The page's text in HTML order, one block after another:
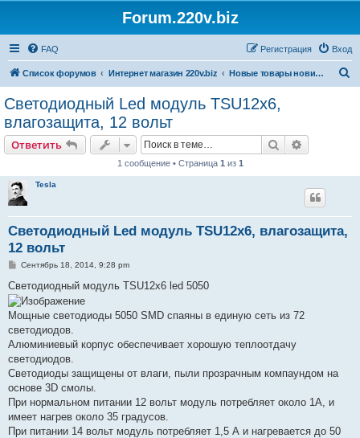
Forum.220v.biz
FAQ Вход
Регистрация
Список форумов Интернет магазин 220v.biz Новые товары новинки от www.220v.biz
Светодиодный Led модуль TSU12х6,
влагозащита, 12 вольт
Ответить Поиск
1 сообщение • Страница 1 из 1
Tesla
Светодиодный Led модуль TSU12х6, влагозащита,
12 вольт
С
о
б
щ
е
н
и
е
Сентябрь 18, 2014, 9:28 pm
Светодиодный модуль TSU12х6 led 5050
Мощные светодиоды 5050 SMD спаяны в единую сеть из 72
светодиодов.
Алюминиевый корпус обеспечивает хорошую теплоотдачу
светодиодов.
Светодиоды защищены от влаги, пыли прозрачным компаундом на
основе 3D смолы.
При нормальном питании 12 вольт модуль потребляет около 1А, и
имеет нагрев около 35 градусов.
При питании 14 вольт модуль потребляет 1,5 А и нагревается до 50